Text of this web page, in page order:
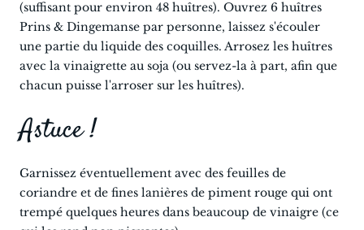
(suffisant pour environ 48 huîtres). Ouvrez 6 huîtres
Prins & Dingemanse par personne, laissez s'écouler
une partie du liquide des coquilles. Arrosez les huîtres
avec la vinaigrette au soja (ou servez-la à part, afin que
chacun puisse l'arroser sur les huîtres).
Astuce !
Garnissez éventuellement avec des feuilles de
coriandre et de fines lanières de piment rouge qui ont
trempé quelques heures dans beaucoup de vinaigre (ce